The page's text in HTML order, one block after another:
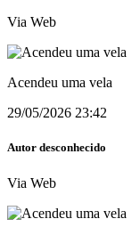
Via Web
Acendeu uma vela
29/05/2026 23:42
Autor desconhecido
Via Web